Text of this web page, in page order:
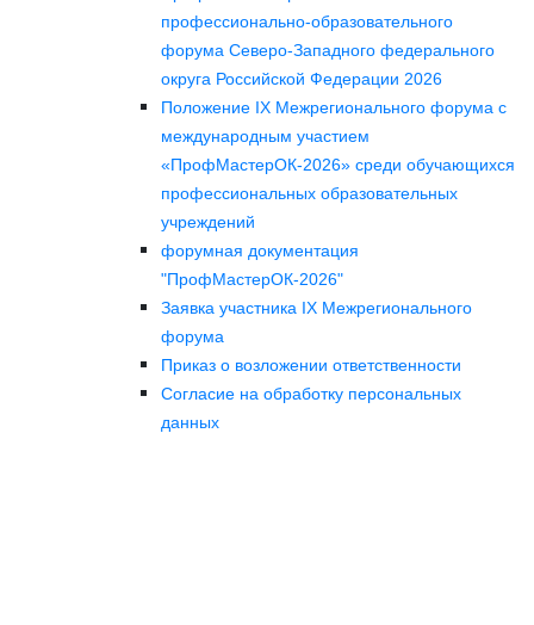
профессионально-образовательного
форума Северо-Западного федерального
округа Российской Федерации 2026
Положение IX Межрегионального форума с
международным участием
«ПрофМастерОК-2026» среди обучающихся
профессиональных образовательных
учреждений
форумная документация
"ПрофМастерОК-2026"
Заявка участника IX Межрегионального
форума
Приказ о возложении ответственности
Согласие на обработку персональных
данных